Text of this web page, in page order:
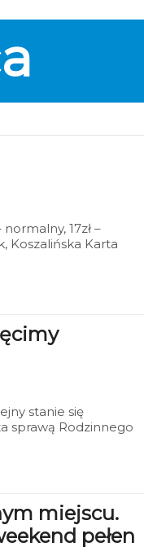
17zł –
Koszalińska Karta
stanie się
sprawą Rodzinnego
miejscu.
pełen